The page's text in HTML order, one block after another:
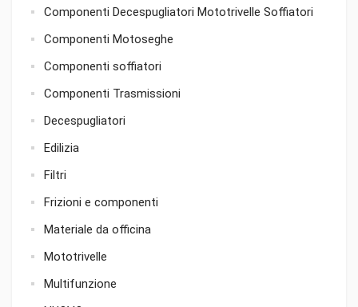
Componenti Decespugliatori Mototrivelle Soffiatori
Componenti Motoseghe
Componenti soffiatori
Componenti Trasmissioni
Decespugliatori
Edilizia
Filtri
Frizioni e componenti
Materiale da officina
Mototrivelle
Multifunzione